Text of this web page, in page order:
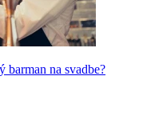
barman na svadbe?